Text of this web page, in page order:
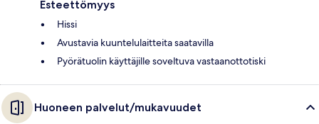
Esteettömyys
Hissi
Avustavia kuuntelulaitteita saatavilla
Pyörätuolin käyttäjille soveltuva vastaanottotiski
Huoneen palvelut/mukavuudet